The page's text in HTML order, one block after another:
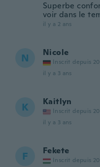
Superbe
voir dans le
il y a 2 ans
N Nicole
Inscrit depuis
il y a 3 ans
K Kaitlyn
Inscrit depuis
il y a 3 ans
F Fekete
Inscrit depuis